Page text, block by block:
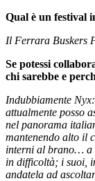
Qual è un festival
Il Ferrara Buskers
Se potessi
chi sarebbe e
Indubbiamente
attualmente posso
nel panorama
mantenendo alto il
interni al brano… a
in difficoltà; i suoi,
andatela ad